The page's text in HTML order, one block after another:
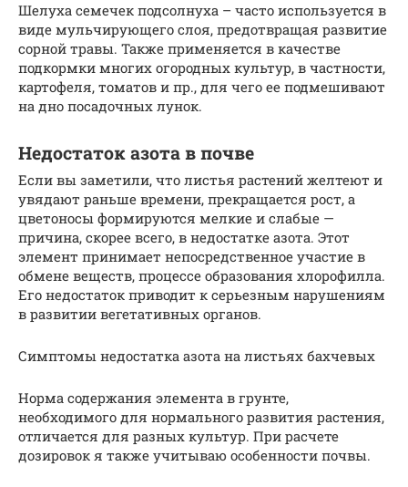
Шелуха семечек подсолнуха – часто используется в
виде мульчирующего слоя, предотвращая развитие
сорной травы. Также применяется в качестве
подкормки многих огородных культур, в частности,
картофеля, томатов и пр., для чего ее подмешивают
на дно посадочных лунок.
Недостаток азота в почве
Если вы заметили, что листья растений желтеют и
увядают раньше времени, прекращается рост, а
цветоносы формируются мелкие и слабые —
причина, скорее всего, в недостатке азота. Этот
элемент принимает непосредственное участие в
обмене веществ, процессе образования хлорофилла.
Его недостаток приводит к серьезным нарушениям
в развитии вегетативных органов.
Симптомы недостатка азота на листьях бахчевых
Норма содержания элемента в грунте,
необходимого для нормального развития растения,
отличается для разных культур. При расчете
дозировок я также учитываю особенности почвы.